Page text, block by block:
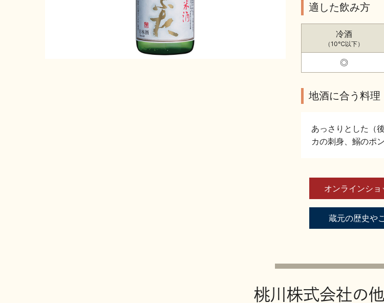
適した飲み方
冷酒
（10℃以下）
◎
地酒に合う料理
あっさりとした（
カの刺身、鰯のポ
オンラインシ
蔵元の歴史や
桃川株式会社の